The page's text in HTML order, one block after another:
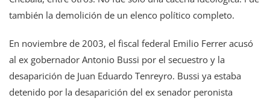
también la demolición de un elenco político completo.
En noviembre de 2003, el fiscal federal Emilio Ferrer acusó
al ex gobernador Antonio Bussi por el secuestro y la
desaparición de Juan Eduardo Tenreyro. Bussi ya estaba
detenido por la desaparición del ex senador peronista